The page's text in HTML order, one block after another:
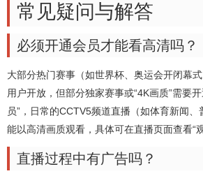
常见疑问与解答
必须开通会员才能看高清吗？
大部分热门赛事（如世界杯、奥运会开闭幕
用户开放，但部分独家赛事或“4K画质”需要
员”，日常的CCTV5频道直播（如体育新闻
能以高清画质观看，具体可在直播页面查看“
直播过程中有广告吗？